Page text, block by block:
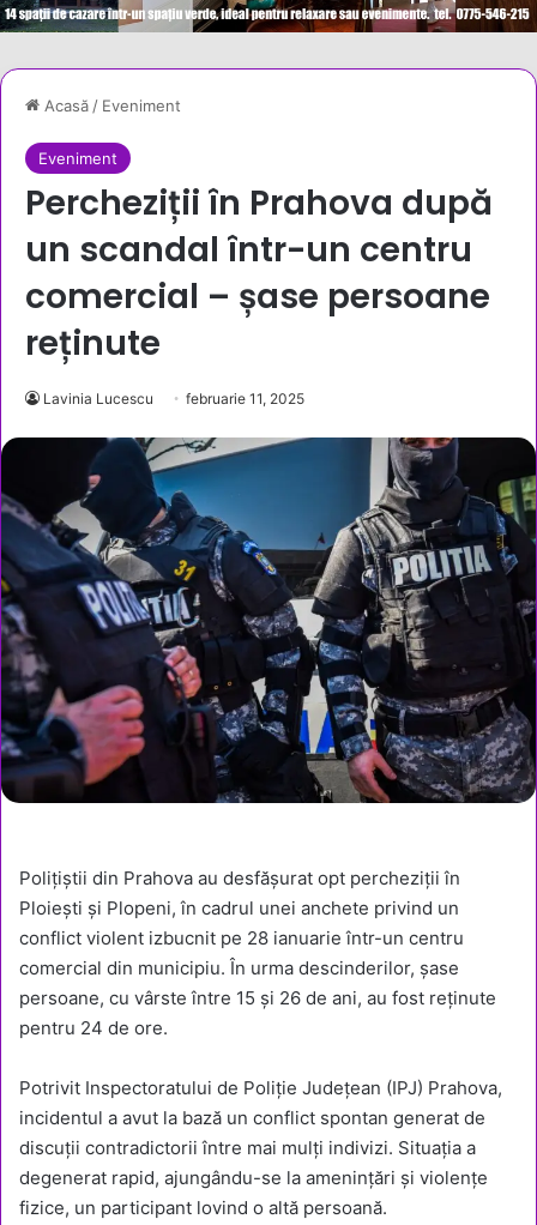
Acasă/ Eveniment
Eveniment
Percheziții în Prahova după
un scandal într-un centru
comercial – șase persoane
reținute
Lavinia Lucescu februarie 11, 2025
Polițiștii din Prahova au desfășurat opt percheziții în
Ploiești și Plopeni, în cadrul unei anchete privind un
conflict violent izbucnit pe 28 ianuarie într-un centru
comercial din municipiu. În urma descinderilor, șase
persoane, cu vârste între 15 și 26 de ani, au fost reținute
pentru 24 de ore.
Potrivit Inspectoratului de Poliție Județean (IPJ) Prahova,
incidentul a avut la bază un conflict spontan generat de
discuții contradictorii între mai mulți indivizi. Situația a
degenerat rapid, ajungându-se la amenințări și violențe
fizice, un participant lovind o altă persoană.